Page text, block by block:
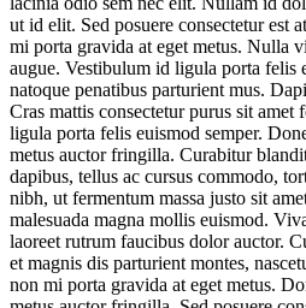
ut id elit. Sed posuere consectetur est
mi porta gravida at eget metus. Nulla
augue. Vestibulum id ligula porta felis
natoque penatibus parturient mus.
Cras mattis consectetur purus sit amet
ligula porta felis euismod semper.
metus auctor fringilla. Curabitur
dapibus, tellus ac cursus commodo,
nibh, ut fermentum massa justo sit
malesuada magna mollis euismod.
laoreet rutrum faucibus dolor auctor.
et magnis dis parturient montes,
non mi porta gravida at eget metus.